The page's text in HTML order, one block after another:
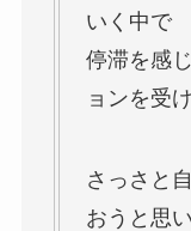
いく中で
停滞を感
ョンを受け
さっさと
おうと思